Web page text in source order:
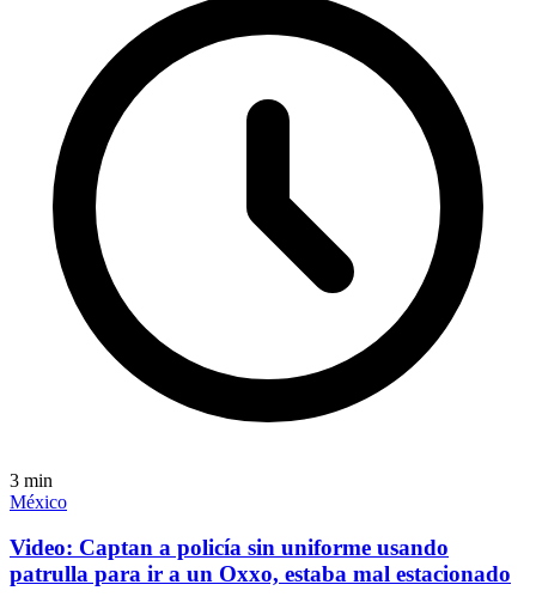
3 min
México
Video: Captan a policía sin uniforme usando
patrulla para ir a un Oxxo, estaba mal estacionado